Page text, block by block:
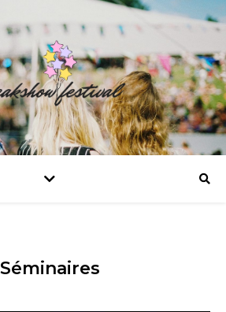
Séminaires